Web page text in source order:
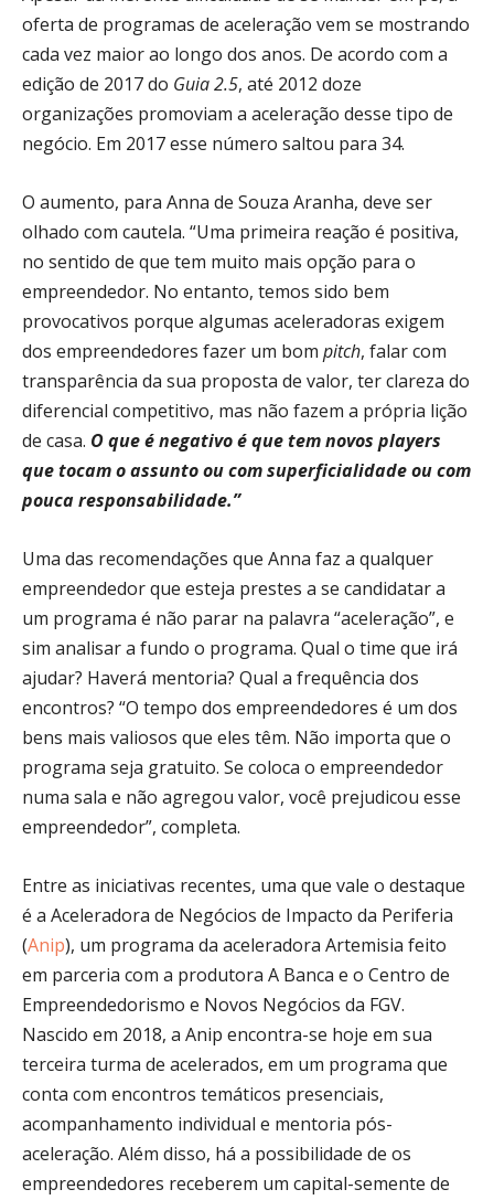
oferta de programas de aceleração vem se mostrando
cada vez maior ao longo dos anos. De acordo com a
edição de 2017 do Guia2.5, até 2012 doze
organizações promoviam a aceleração desse tipo de
negócio. Em 2017 esse número saltou para 34.
O aumento, para Anna de Souza Aranha, deve ser
olhado com cautela. “Uma primeira reação é positiva,
no sentido de que tem muito mais opção para o
empreendedor. No entanto, temos sido bem
provocativos porque algumas aceleradoras exigem
dos empreendedores fazer um bom pitch, falar com
transparência da sua proposta de valor, ter clareza do
diferencial competitivo, mas não fazem a própria lição
de casa. O que é negativo é que tem novos players
que tocam o assunto ou com superficialidade ou com
pouca responsabilidade.”
Uma das recomendações que Anna faz a qualquer
empreendedor que esteja prestes a se candidatar a
um programa é não parar na palavra “aceleração”, e
sim analisar a fundo o programa. Qual o time que irá
ajudar? Haverá mentoria? Qual a frequência dos
encontros? “O tempo dos empreendedores é um dos
bens mais valiosos que eles têm. Não importa que o
programa seja gratuito. Se coloca o empreendedor
numa sala e não agregou valor, você prejudicou esse
empreendedor”, completa.
Entre as iniciativas recentes, uma que vale o destaque
é a Aceleradora de Negócios de Impacto da Periferia
(Anip), um programa da aceleradora Artemisia feito
em parceria com a produtora A Banca e o Centro de
Empreendedorismo e Novos Negócios da FGV.
Nascido em 2018, a Anip encontra-se hoje em sua
terceira turma de acelerados, em um programa que
conta com encontros temáticos presenciais,
acompanhamento individual e mentoria pós-
aceleração. Além disso, há a possibilidade de os
empreendedores receberem um capital-semente de